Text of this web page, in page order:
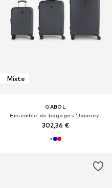
Mixte
GABOL
Ensemble de bagages 'Journey'
302,36 €